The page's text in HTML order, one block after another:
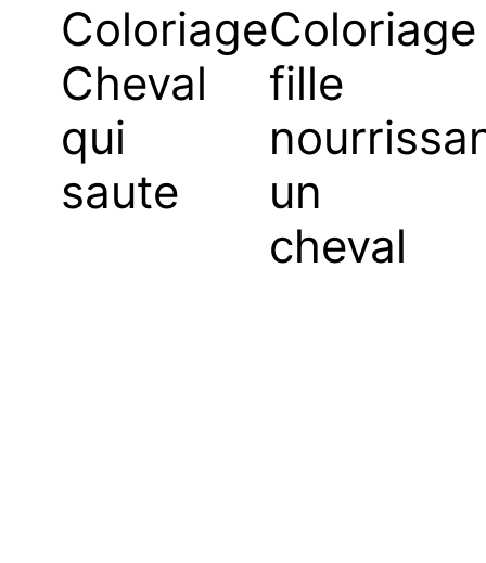
Coloriage
Cheval
qui
saute
Coloriage
fille
un
cheval